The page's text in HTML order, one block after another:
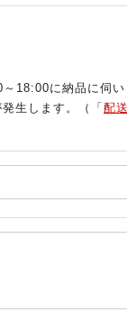
18:00に納品に伺い
生します。（「 配